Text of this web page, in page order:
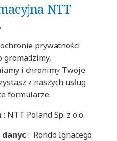
NTT
prywatności
gromadzimy,
i chronimy Twoje
z naszych usług
formularze.
: NTT Poland Sp. z o.o.
: Rondo Ignacego